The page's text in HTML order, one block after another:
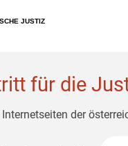
JUSTIZ
für die
der